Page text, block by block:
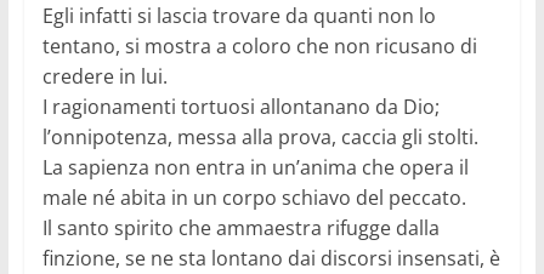
Egli infatti si lascia trovare da quanti non lo
tentano, si mostra a coloro che non ricusano di
credere in lui.
I ragionamenti tortuosi allontanano da Dio;
l’onnipotenza, messa alla prova, caccia gli stolti.
La sapienza non entra in un’anima che opera il
male né abita in un corpo schiavo del peccato.
Il santo spirito che ammaestra rifugge dalla
finzione, se ne sta lontano dai discorsi insensati, è